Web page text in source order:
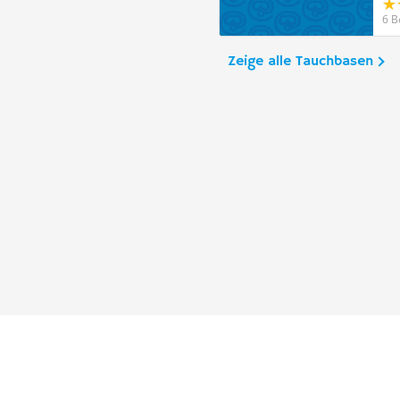
6
Zeige alle Tauchbasen